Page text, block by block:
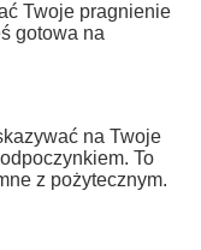
Twoje pragnienie
gotowa na
na Twoje
To
z pożytecznym.